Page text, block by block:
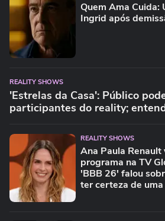
Quem Ama Cuida:
Ingrid após
REALITY SHOWS
'Estrelas da Casa': Público
participantes do reality;
REALITY SHOWS
Ana Paula
programa na TV
'BBB 26' falou
ter certeza de uma